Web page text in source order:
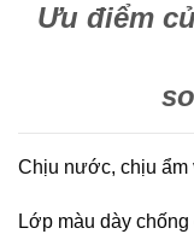
Ưu điểm
Chịu nước, chịu ẩm
Lớp màu dày